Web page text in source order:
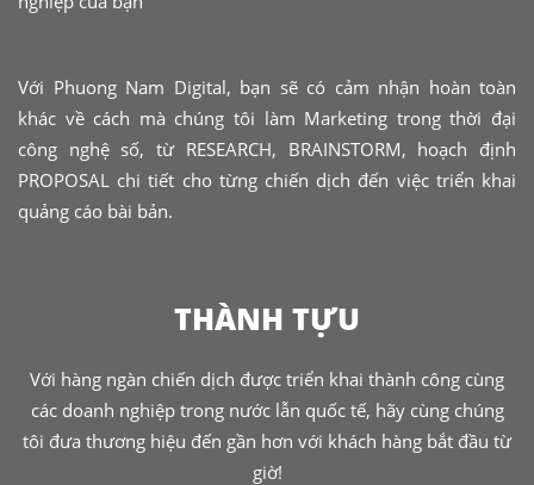
Với Phuong Nam Digital, bạn sẽ có cảm nhận hoàn toàn
khác về cách mà chúng tôi làm Marketing trong thời đại
công nghệ số, từ RESEARCH, BRAINSTORM, hoạch định
PROPOSAL chi tiết cho từng chiến dịch đến việc triển khai
quảng cáo bài bản.
THÀNH TỰU
Với hàng ngàn chiến dịch được triển khai thành công cùng
các doanh nghiệp trong nước lẫn quốc tế, hãy cùng chúng
tôi đưa thương hiệu đến gần hơn với khách hàng bắt đầu từ
giờ!